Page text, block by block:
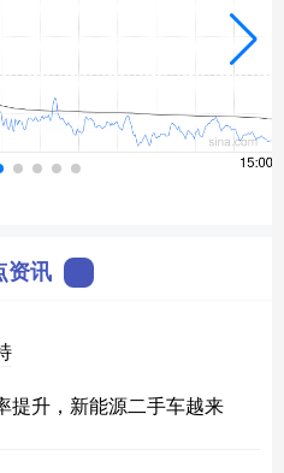
资讯
提升，新能源二手车越来